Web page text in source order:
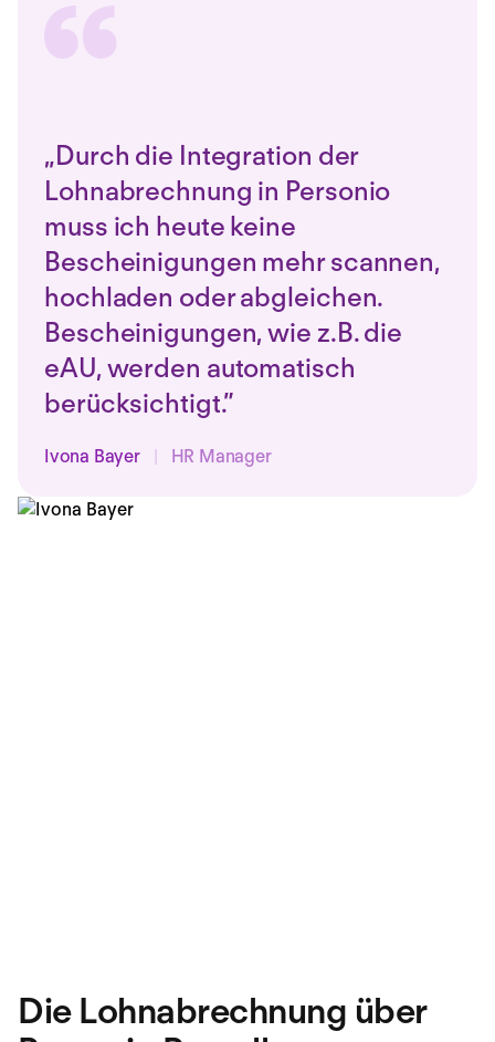
„Durch die Integration der
Lohnabrechnung in Personio
muss ich heute keine
Bescheinigungen mehr scannen,
hochladen oder abgleichen.
Bescheinigungen, wie z.B. die
eAU, werden automatisch
berücksichtigt.”
Ivona Bayer HR Manager
Die Lohnabrechnung über